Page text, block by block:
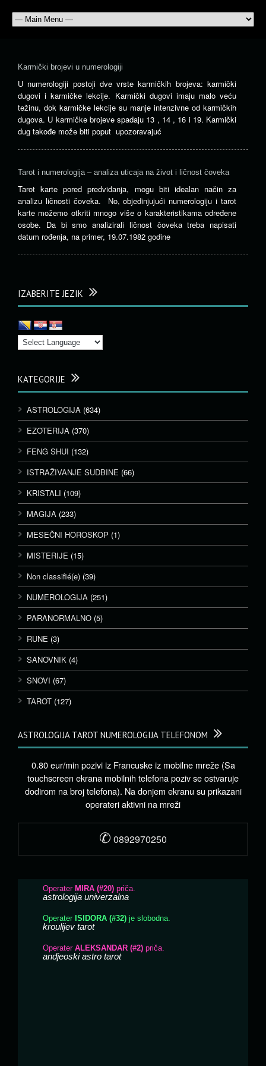
Karmički brojevi u numerologiji
U numerologiji postoji dve vrste karmičkih brojeva: karmički
dugovi i karmičke lekcije. Karmički dugovi imaju malo veću
težinu, dok karmičke lekcije su manje intenzivne od karmičkih
dugova. U karmičke brojeve spadaju 13 , 14 , 16 i 19. Karmički
dug takođe može biti poput upozoravajuć
Tarot i numerologija – analiza uticaja na život i ličnost čoveka
Tarot karte pored predviđanja, mogu biti idealan način za
analizu ličnosti čoveka. No, objedinjujući numerologiju i tarot
karte možemo otkriti mnogo više o karakteristikama određene
osobe. Da bi smo analizirali ličnost čoveka treba napisati
datum rođenja, na primer, 19.07.1982 godine
IZABERITE JEZIK
KATEGORIJE
ASTROLOGIJA (634)
EZOTERIJA (370)
FENG SHUI (132)
ISTRAŽIVANJE SUDBINE (66)
KRISTALI (109)
MAGIJA (233)
MESEČNI HOROSKOP (1)
MISTERIJE (15)
Non classifié(e) (39)
NUMEROLOGIJA (251)
PARANORMALNO (5)
RUNE (3)
SANOVNIK (4)
SNOVI (67)
TAROT (127)
ASTROLOGIJA TAROT NUMEROLOGIJA TELEFONOM
0.80 eur/min pozivi iz Francuske iz mobilne mreže (Sa
touchscreen ekrana mobilnih telefona poziv se ostvaruje
dodirom na broj telefona). Na donjem ekranu su prikazani
operateri aktivni na mreži
✆ 0892970250